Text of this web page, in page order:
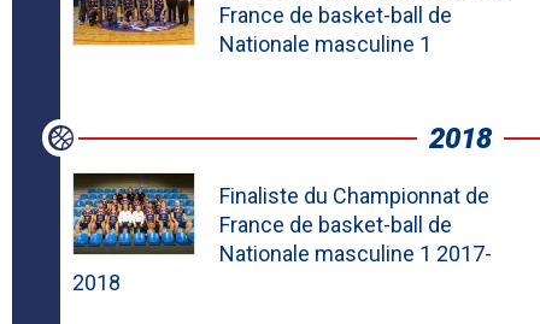
France de basket-ball de
Nationale masculine 1
2018
Finaliste du Championnat de
France de basket-ball de
Nationale masculine 1 2017-
2018